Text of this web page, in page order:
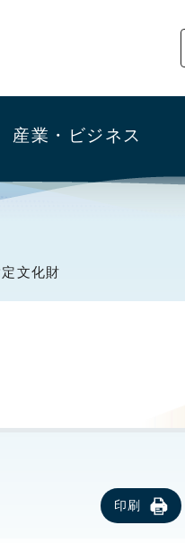
産業・ビジネス
文化財
印刷